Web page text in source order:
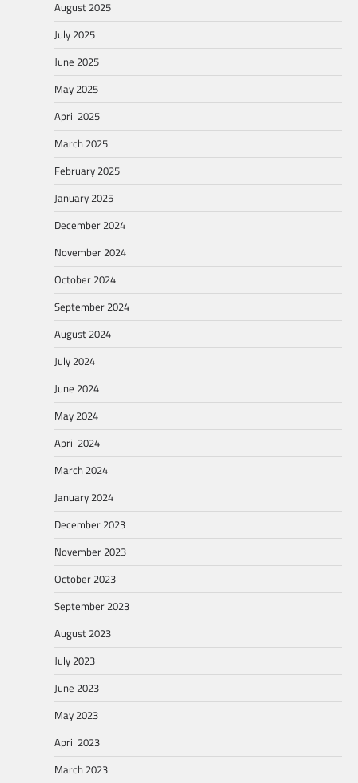
August 2025
July 2025
June 2025
May 2025
April 2025
March 2025
February 2025
January 2025
December 2024
November 2024
October 2024
September 2024
August 2024
July 2024
June 2024
May 2024
April 2024
March 2024
January 2024
December 2023
November 2023
October 2023
September 2023
August 2023
July 2023
June 2023
May 2023
April 2023
March 2023